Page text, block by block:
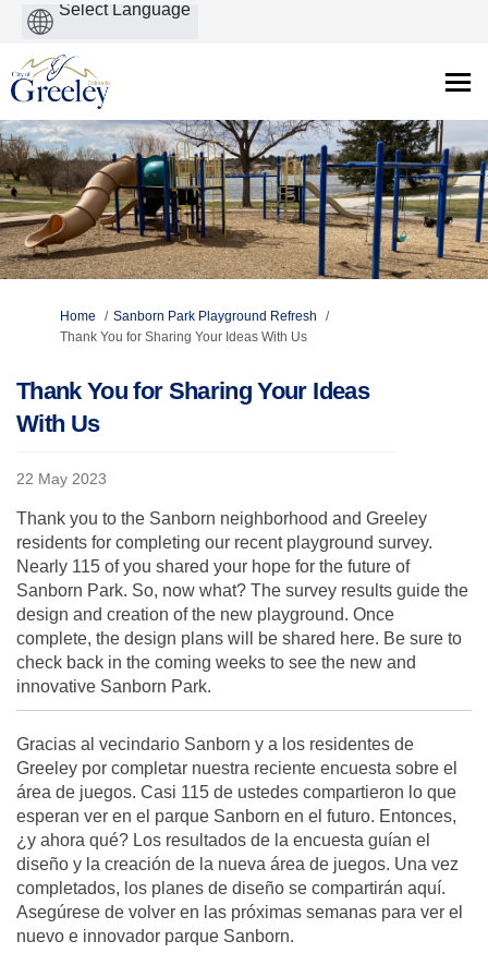
You are here:
Home
Sanborn Park Playground Refresh
Thank You for Sharing Your Ideas With Us
Thank You for Sharing Your Ideas
With Us
22 May 2023
Thank you to the Sanborn neighborhood and Greeley
residents for completing our recent playground survey.
Nearly 115 of you shared your hope for the future of
Sanborn Park. So, now what? The survey results guide the
design and creation of the new playground. Once
complete, the design plans will be shared here. Be sure to
check back in the coming weeks to see the new and
innovative Sanborn Park.
Gracias al vecindario Sanborn y a los residentes de
Greeley por completar nuestra reciente encuesta sobre el
área de juegos. Casi 115 de ustedes compartieron lo que
esperan ver en el parque Sanborn en el futuro. Entonces,
¿y ahora qué? Los resultados de la encuesta guían el
diseño y la creación de la nueva área de juegos. Una vez
completados, los planes de diseño se compartirán aquí.
Asegúrese de volver en las próximas semanas para ver el
nuevo e innovador parque Sanborn.